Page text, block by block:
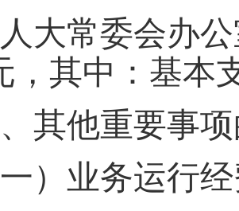
大常委会办
，其中：基本
其他重要事
一）业务运行